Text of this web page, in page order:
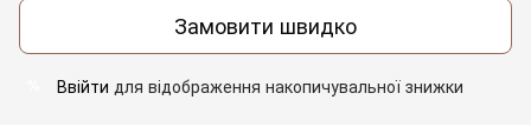
Замовити швидко
Ввійти для відображення накопичувальної знижки